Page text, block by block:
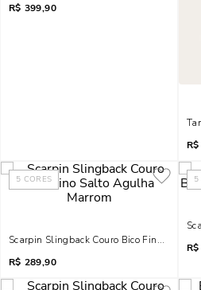
R$ 399,90
R$
5 CORES
Scarpin Slingback Couro Bico Fino Salto
R$ 289,90
5
R$